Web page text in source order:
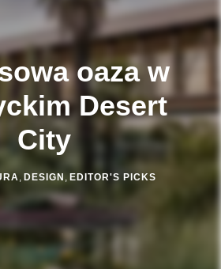
oaza w
Desert
City
, DESIGN , EDITOR'S PICKS